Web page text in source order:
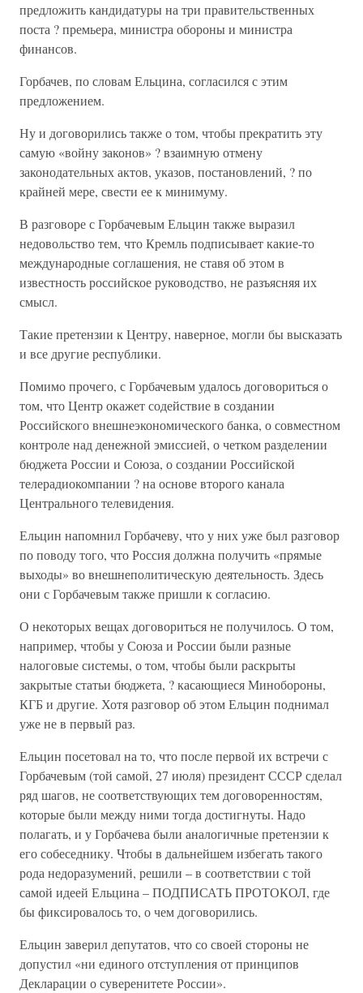
предложить кандидатуры на три правительственных
поста ? премьера, министра обороны и министра
финансов.
Горбачев, по словам Ельцина, согласился с этим
предложением.
Ну и договорились также о том, чтобы прекратить эту
самую «войну законов» ? взаимную отмену
законодательных актов, указов, постановлений, ? по
крайней мере, свести ее к минимуму.
В разговоре с Горбачевым Ельцин также выразил
недовольство тем, что Кремль подписывает какие-то
международные соглашения, не ставя об этом в
известность российское руководство, не разъясняя их
смысл.
Такие претензии к Центру, наверное, могли бы высказать
и все другие республики.
Помимо прочего, с Горбачевым удалось договориться о
том, что Центр окажет содействие в создании
Российского внешнеэкономического банка, о совместном
контроле над денежной эмиссией, о четком разделении
бюджета России и Союза, о создании Российской
телерадиокомпании ? на основе второго канала
Центрального телевидения.
Ельцин напомнил Горбачеву, что у них уже был разговор
по поводу того, что Россия должна получить «прямые
выходы» во внешнеполитическую деятельность. Здесь
они с Горбачевым также пришли к согласию.
О некоторых вещах договориться не получилось. О том,
например, чтобы у Союза и России были разные
налоговые системы, о том, чтобы были раскрыты
закрытые статьи бюджета, ? касающиеся Минобороны,
КГБ и другие. Хотя разговор об этом Ельцин поднимал
уже не в первый раз.
Ельцин посетовал на то, что после первой их встречи с
Горбачевым (той самой, 27 июля) президент СССР сделал
ряд шагов, не соответствующих тем договоренностям,
которые были между ними тогда достигнуты. Надо
полагать, и у Горбачева были аналогичные претензии к
его собеседнику. Чтобы в дальнейшем избегать такого
рода недоразумений, решили – в соответствии с той
самой идеей Ельцина – ПОДПИСАТЬ ПРОТОКОЛ, где
бы фиксировалось то, о чем договорились.
Ельцин заверил депутатов, что со своей стороны не
допустил «ни единого отступления от принципов
Декларации о суверенитете России».